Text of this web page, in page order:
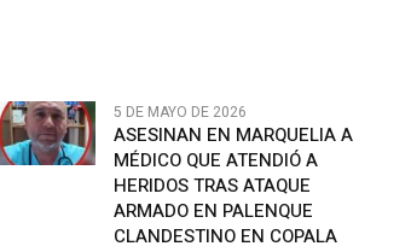
5 DE MAYO DE 2026
ASESINAN EN MARQUELIA A
MÉDICO QUE ATENDIÓ A
HERIDOS TRAS ATAQUE
ARMADO EN PALENQUE
CLANDESTINO EN COPALA